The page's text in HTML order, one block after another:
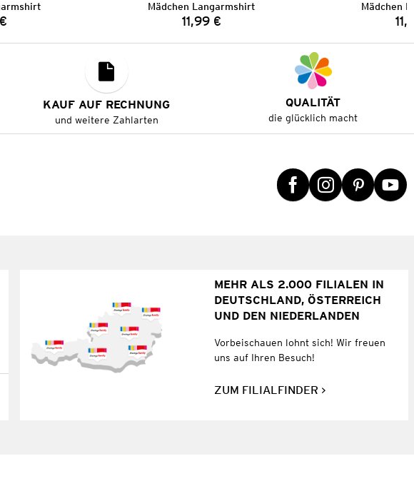
Mädchen Langarmshirt
Preis:
11,99 €
Mädchen
KAUF AUF RECHNUNG
und weitere Zahlarten
QUALITÄT
die glücklich macht
MEHR ALS 2.000 FILIALEN IN
DEUTSCHLAND, ÖSTERREICH
UND DEN NIEDERLANDEN
Vorbeischauen lohnt sich! Wir freuen
uns auf Ihren Besuch!
ZUM FILIALFINDER